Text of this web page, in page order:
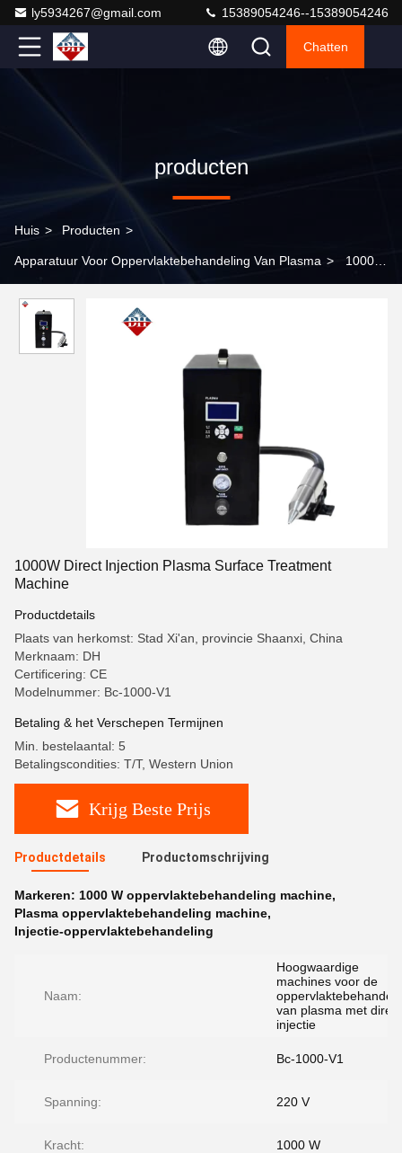
ly5934267@gmail.com 15389054246--15389054246
Chatten
producten
Huis > Producten >
Apparatuur Voor Oppervlaktebehandeling Van Plasma > 1000W
1000W Direct Injection Plasma Surface Treatment
Machine
Productdetails
Plaats van herkomst: Stad Xi'an, provincie Shaanxi, China
Merknaam: DH
Certificering: CE
Modelnummer: Bc-1000-V1
Betaling & het Verschepen Termijnen
Min. bestelaantal: 5
Betalingscondities: T/T, Western Union
Krijg Beste Prijs
Productdetails Productomschrijving
Markeren: 1000 W oppervlaktebehandeling machine,
Plasma oppervlaktebehandeling machine,
Injectie-oppervlaktebehandeling
Naam:
Hoogwaardige
machines voor de
van plasma met
injectie
Productenummer: Bc-1000-V1
Spanning: 220 V
Kracht: 1000 W